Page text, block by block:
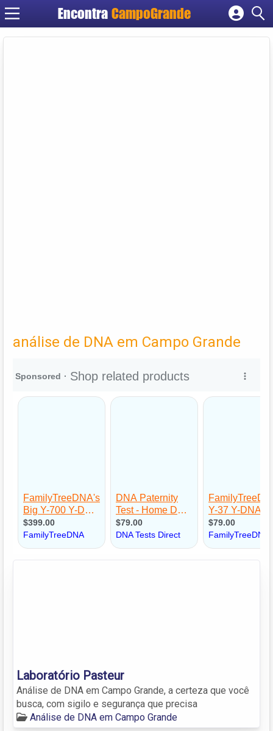
Encontra CampoGrande
Cadastrar empresa
análise de DNA em Campo Grande
Laboratório Pasteur
Análise de DNA em Campo Grande, a certeza que você
busca, com sigilo e segurança que precisa
Análise de DNA em Campo Grande